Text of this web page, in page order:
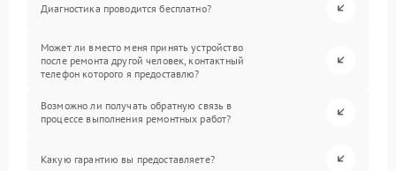
Диагностика проводится бесплатно?
Может ли вместо меня принять устройство
после ремонта другой человек, контактный
телефон которого я предоставлю?
Возможно ли получать обратную связь в
процессе выполнения ремонтных работ?
Какую гарантию вы предоставляете?